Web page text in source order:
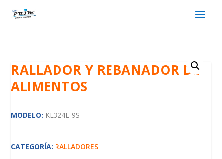
RALLADOR Y REBANADOR DE
ALIMENTOS
MODELO: KL324L-9S
CATEGORÍA: RALLADORES